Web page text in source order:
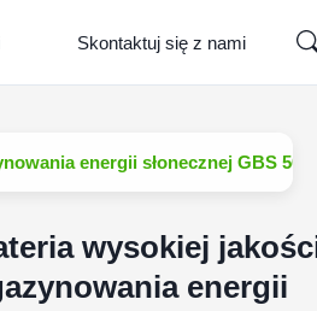
Skontaktuj się z nami
energii słonecznej GBS
wysokiej
energii